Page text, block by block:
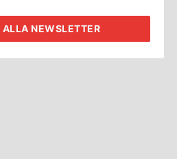
ALLA NEWSLETTER